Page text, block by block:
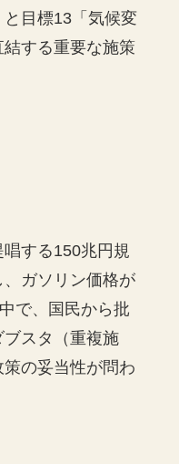
目標13「気候変
する重要な施策
する150兆円規
ガソリン価格が
で、国民から批
スタ（重複施
の妥当性が問わ